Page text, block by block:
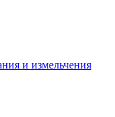
и измельчения